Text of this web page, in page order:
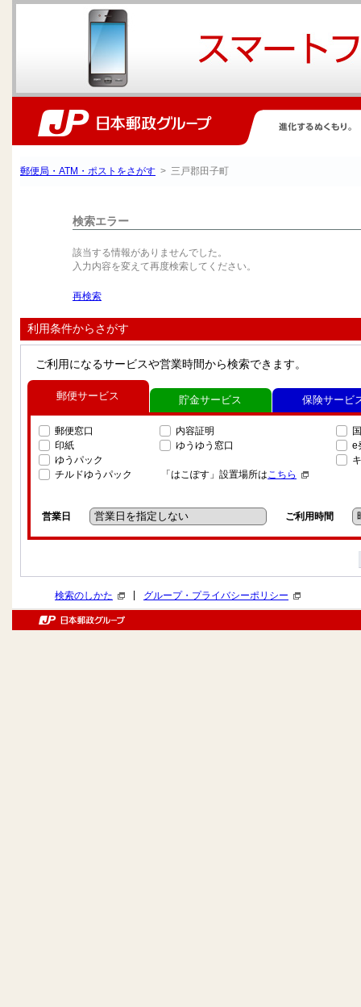
郵便局・ATM・ポストをさがす > 三戸郡田子町
検索エラー
該当する情報がありませんでした。
入力内容を変えて再度検索してください。
再検索
利用条件からさがす
ご利用になるサービスや営業時間から検索できます。
郵便サービス
郵便窓口
印紙
ゆうパック
チルドゆうパック
内容証明
ゆうゆう窓口
「はこぽす」設置場所はこちら
e
営業日 ご利用時間
貯金サービス 保険サービ
検索のしかた グループ・プライバシーポリシー